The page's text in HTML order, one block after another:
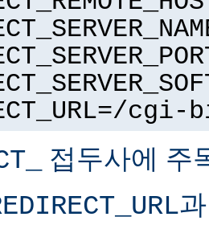
접두사에 주
과